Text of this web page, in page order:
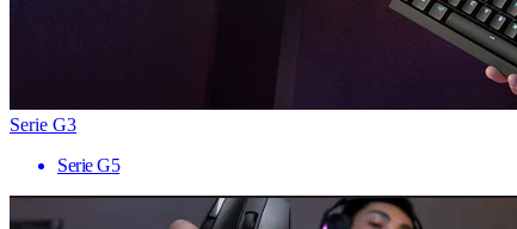
Serie G3
Serie G5